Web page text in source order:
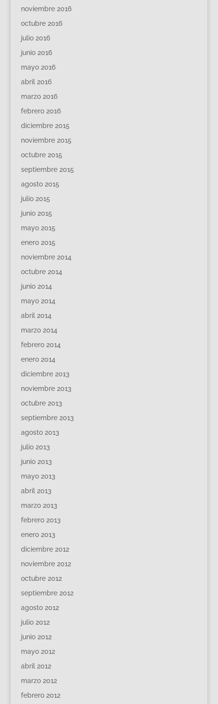
noviembre 2016
octubre 2016
julio 2016
junio 2016
mayo 2016
abril 2016
marzo 2016
febrero 2016
diciembre 2015
noviembre 2015
octubre 2015
septiembre 2015
agosto 2015
julio 2015
junio 2015
mayo 2015
enero 2015
noviembre 2014
octubre 2014
junio 2014
mayo 2014
abril 2014
marzo 2014
febrero 2014
enero 2014
diciembre 2013
noviembre 2013
octubre 2013
septiembre 2013
agosto 2013
julio 2013
junio 2013
mayo 2013
abril 2013
marzo 2013
febrero 2013
enero 2013
diciembre 2012
noviembre 2012
octubre 2012
septiembre 2012
agosto 2012
julio 2012
junio 2012
mayo 2012
abril 2012
marzo 2012
febrero 2012